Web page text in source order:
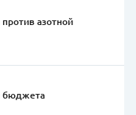
азотной
бюджета